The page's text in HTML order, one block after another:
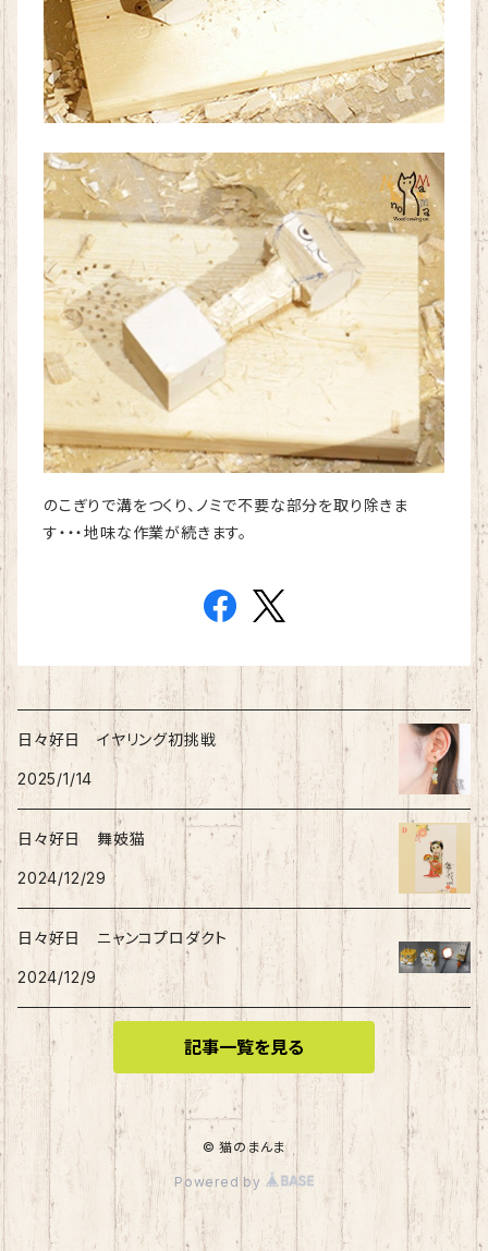
のこぎりで溝をつくり、ノミで不要な部分を取り除きま
す・・・地味な作業が続きます。
日々好日 イヤリング初挑戦
2025/1/14
日々好日 舞妓猫
2024/12/29
日々好日 ニャンコプロダクト
2024/12/9
記事一覧を見る
© 猫のまんま
Powered by